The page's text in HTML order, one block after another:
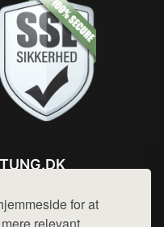
for at
TUNG.DK
Mail: hej@want.dk